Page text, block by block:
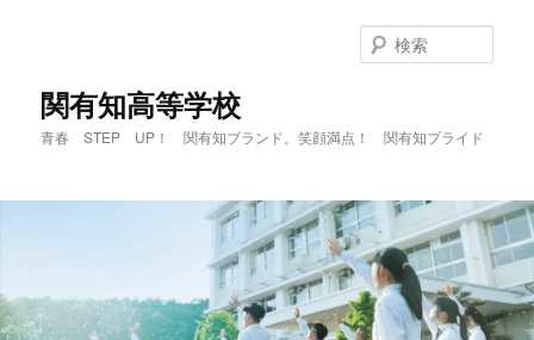
関有知高等学校
青春 STEP UP！ 関有知ブランド。笑顔満点！ 関有知プライド
索